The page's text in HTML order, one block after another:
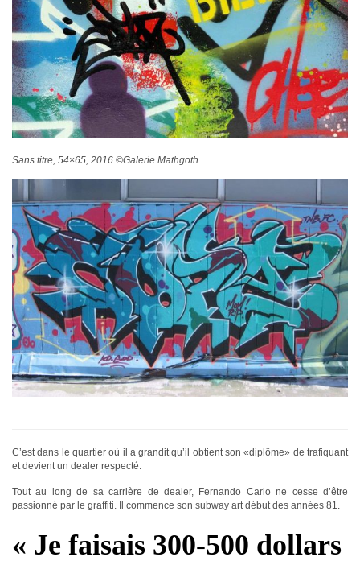
Sans titre, 54×65, 2016 ©Galerie Mathgoth
C’est dans le quartier où il a grandit qu’il obtient son «diplôme» de trafiquant
et devient un dealer respecté.
Tout au long de sa carrière de dealer, Fernando Carlo ne cesse d’être
passionné par le graffiti. Il commence son subway art début des années 81.
« Je faisais 300-500 dollars